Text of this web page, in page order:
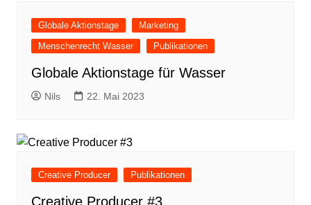
Globale Aktionstage
Marketing
Menschenrecht Wasser
Publikationen
Globale Aktionstage für Wasser
Nils 22. Mai 2023
Creative Producer Publikationen
Creative Producer #3